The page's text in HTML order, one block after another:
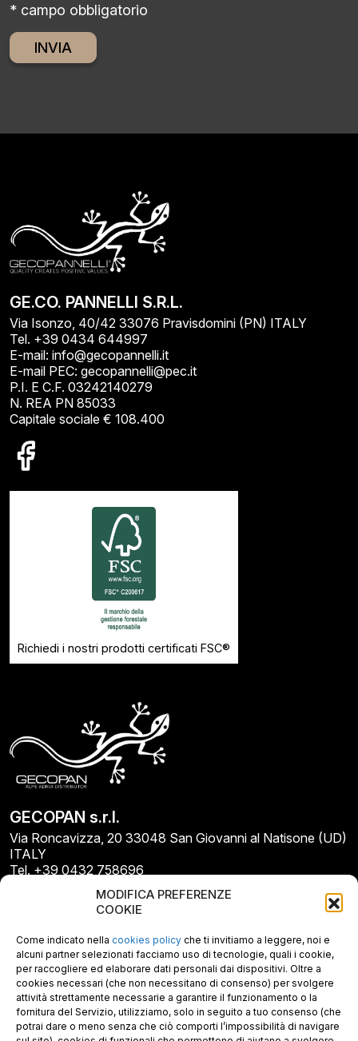
MODIFICA PREFERENZE
COOKIE
Come indicato nella cookies policy che ti invitiamo a leggere, noi e
alcuni partner selezionati facciamo uso di tecnologie, quali i cookie,
per raccogliere ed elaborare dati personali dai dispositivi. Oltre a
cookies necessari (che non necessitano di consenso) per svolgere
attività strettamente necessarie a garantire il funzionamento o la
fornitura del Servizio, utilizziamo, solo in seguito a tuo consenso (che
potrai dare o meno senza che ciò comporti l’impossibilità di navigare
* campo obbligatorio
GE.CO. PANNELLI S.R.L.
Via Isonzo, 40/42 33076 Pravisdomini (PN) ITALY
Tel. +39 0434 644997
E-mail: info@gecopannelli.it
E-mail PEC: gecopannelli@pec.it
P.I. E C.F. 03242140279
N. REA PN 85033
Capitale sociale € 108.400
Richiedi i nostri prodotti certificati FSC®
GECOPAN s.r.l.
Via Roncavizza, 20 33048 San Giovanni al Natisone (UD)
ITALY
Tel. +39 0432 758696
E-mail PEC: gecopan@pec.it
P.I. E C.F. 02487660306
N. REA UD 264834
Capitale sociale € 30.000